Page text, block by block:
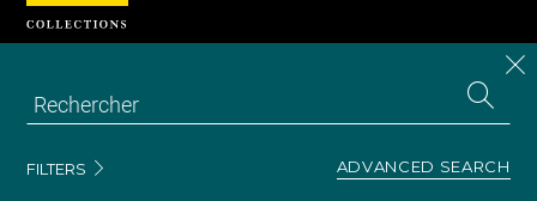
FILTERS ADVANCED SEARCH
Cookies management panel